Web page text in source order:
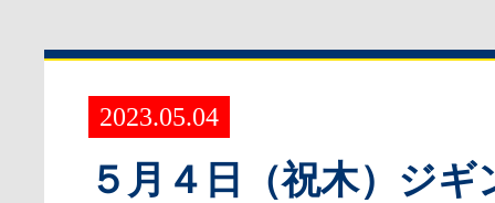
2023.05.04
５月４日（祝木）ジギ